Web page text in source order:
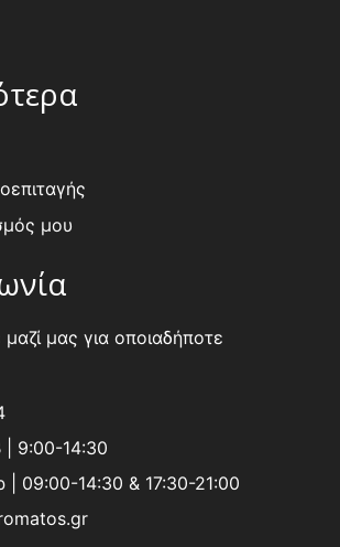
μου
μας για οποιαδήποτε
9:00-14:30
09:00-14:30 & 17:30-21:00